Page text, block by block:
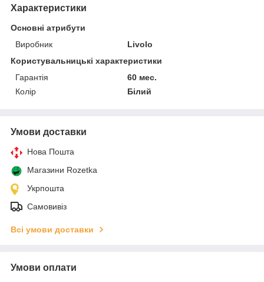
Характеристики
Основні атрибути
Виробник
Livolo
Користувальницькі характеристики
Гарантія
60 мес.
Колір
Білий
Умови доставки
Нова Пошта
Магазини Rozetka
Укрпошта
Самовивіз
Всі умови доставки
Умови оплати